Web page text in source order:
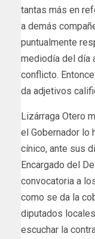
tantas más en
a demás
puntualmente
mediodía del día
conflicto.
da adjetivos
Lizárraga Otero
el Gobernador lo
cínico, ante sus
Encargado del
convocatoria a
como se da la
diputados
escuchar la